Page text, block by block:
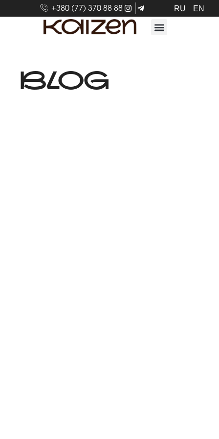
+380 (77) 370 88 88 RU EN
BLOG